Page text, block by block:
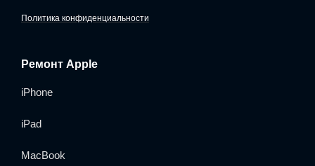
Политика конфиденциальности
Ремонт Apple
iPhone
iPad
MacBook